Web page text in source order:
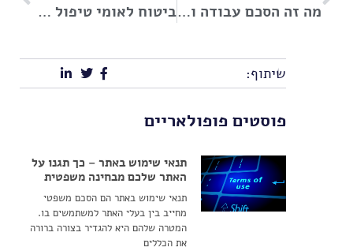
מה זה הסכם עבודה ואיך הוא מגן על הזכויות שלכם בשוק העבודה? ביטוח לאומי טיפול פסיכולוגי: כל הזכויות וההליכים לקבלת הטיפול
שיתוף:
פוסטים פופולאריים
תנאי שימוש באתר – כך תגנו על
האתר שלכם מבחינה משפטית
תנאי שימוש באתר הם הסכם משפטי
מחייב בין בעלי האתר למשתמשים בו.
המטרה שלהם היא להגדיר בצורה ברורה
את הכללים